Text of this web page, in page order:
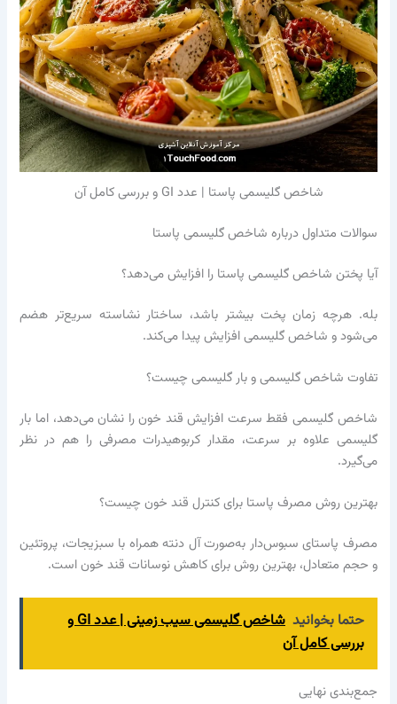
شاخص گلیسمی پاستا | عدد GI و بررسی کامل آن
سوالات متداول درباره شاخص گلیسمی پاستا
آیا پختن شاخص گلیسمی پاستا را افزایش می‌دهد؟
بله. هرچه زمان پخت بیشتر باشد، ساختار نشاسته سریع‌تر هضم
می‌شود و شاخص گلیسمی افزایش پیدا می‌کند.
تفاوت شاخص گلیسمی و بار گلیسمی چیست؟
شاخص گلیسمی فقط سرعت افزایش قند خون را نشان می‌دهد، اما بار
گلیسمی علاوه بر سرعت، مقدار کربوهیدرات مصرفی را هم در نظر
می‌گیرد.
بهترین روش مصرف پاستا برای کنترل قند خون چیست؟
مصرف پاستای سبوس‌دار به‌صورت آل دنته همراه با سبزیجات، پروتئین
و حجم متعادل، بهترین روش برای کاهش نوسانات قند خون است.
حتما بخوانید
شاخص گلیسمی سیب زمینی | عدد GI و
بررسی کامل آن
جمع‌بندی نهایی